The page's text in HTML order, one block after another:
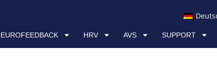
HRV AVS SUPPORT